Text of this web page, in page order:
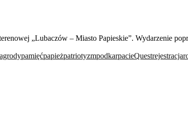
„Lubaczów – Miasto Papieskie”. Wydarzenie
pamięćpapieżpatriotyzmpodkarpacieQuestrejestracja